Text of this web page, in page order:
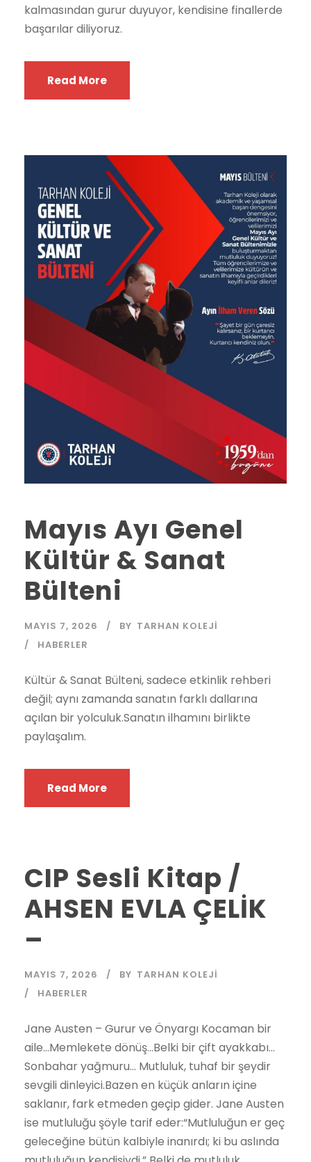
kalmasından gurur duyuyor, kendisine finallerde
başarılar diliyoruz.
Read More
Mayıs Ayı Genel
Kültür & Sanat
Bülteni
MAYIS 7, 2026 BY TARHAN KOLEJI
HABERLER
Kültür & Sanat Bülteni, sadece etkinlik rehberi
değil; aynı zamanda sanatın farklı dallarına
açılan bir yolculuk.Sanatın ilhamını birlikte
paylaşalım.
Read More
CIP Sesli Kitap /
AHSEN EVLA ÇELİK
–
MAYIS 7, 2026 BY TARHAN KOLEJI
HABERLER
Jane Austen – Gurur ve Önyargı Kocaman bir
aile…Memlekete dönüş…Belki bir çift ayakkabı…
Sonbahar yağmuru… Mutluluk, tuhaf bir şeydir
sevgili dinleyici.Bazen en küçük anların içine
saklanır, fark etmeden geçip gider. Jane Austen
ise mutluluğu şöyle tarif eder:“Mutluluğun er geç
geleceğine bütün kalbiyle inanırdı; ki bu aslında